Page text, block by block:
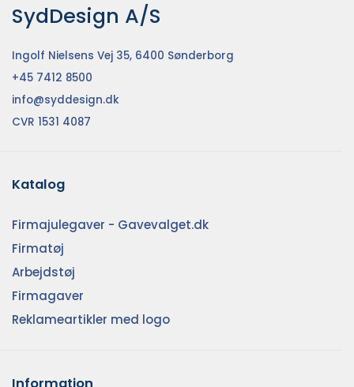
SydDesign A/S
Ingolf Nielsens Vej 35, 6400 Sønderborg
+45 7412 8500
info@syddesign.dk
CVR 1531 4087
Katalog
Firmajulegaver - Gavevalget.dk
Firmatøj
Arbejdstøj
Firmagaver
Reklameartikler med logo
Information